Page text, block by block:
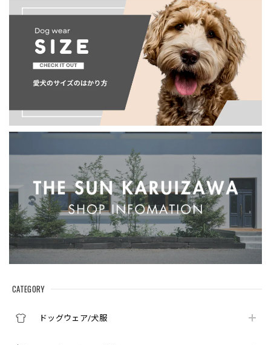
CATEGORY
ドッグウェア/犬服
ペーパーコラボ マー
ガレット ドッグバン
ダナ/Rifle Paper Co.
x TFD Marguerite
Dog Bandana
ーデンパーティー ド
ッグバンダナ/Rifle
Paper Co. x TFD
Garden Party Dog